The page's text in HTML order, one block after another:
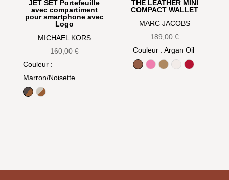
JET SET Portefeuille
avec compartiment
pour smartphone avec
Logo
MICHAEL KORS
160,00 €
Couleur:
Marron/Noisette
Marron/Noisette
Vanille/Noisette
THE LEATHER MINI
COMPACT WALLET
MARC JACOBS
189,00€
Couleur: Argan Oil
Argan Oil
Bow pink
CamelCottonTrue Red